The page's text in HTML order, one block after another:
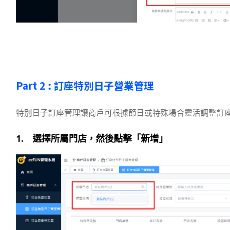
Part 2 : 訂座特別日子營業管理
特別日子訂座管理讓商戶可根據節日或特殊場合靈活調整訂
1. 選擇所屬門店，然後點擊「新增」